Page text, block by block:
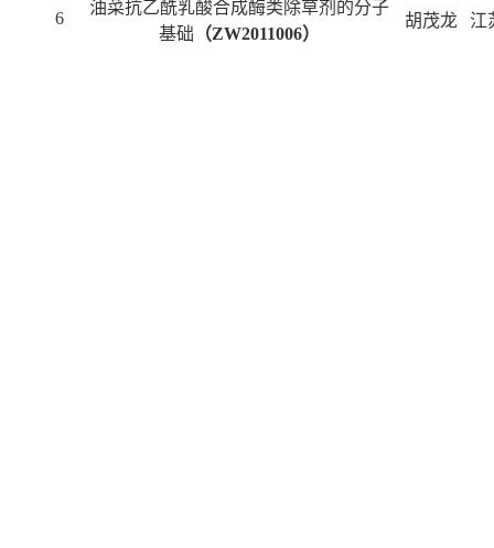
6
油菜抗乙酰乳酸合成酶类除草剂的分子
基础 （ZW2011006）
胡茂龙 江